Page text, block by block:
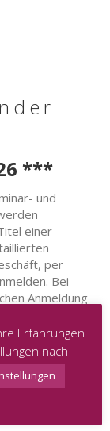
***
und
einer
per
Bei
Anmeldung
allgemeinen
einer
wir Sie die
vor Ort zu
Erfahrungen
nach